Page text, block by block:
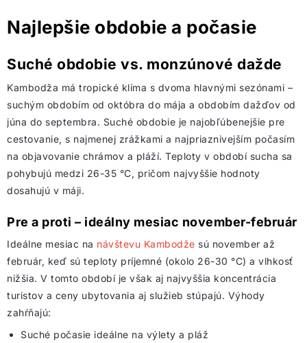
Najlepšie obdobie a počasie
Suché obdobie vs. monzúnové dažde
Kambodža má tropické klíma s dvoma hlavnými sezónami –
suchým obdobím od októbra do mája a obdobím dažďov od
júna do septembra. Suché obdobie je najobľúbenejšie pre
cestovanie, s najmenej zrážkami a najpriaznivejším počasím
na objavovanie chrámov a pláží. Teploty v období sucha sa
pohybujú medzi 26-35 °C, pričom najvyššie hodnoty
dosahujú v máji.
Pre a proti – ideálny mesiac november-február
Ideálne mesiac na návštevu Kambodže sú november až
február, keď sú teploty príjemné (okolo 26-30 °C) a vlhkosť
nižšia. V tomto období je však aj najvyššia koncentrácia
turistov a ceny ubytovania aj služieb stúpajú. Výhody
zahŕňajú:
Suché počasie ideálne na výlety a pláž